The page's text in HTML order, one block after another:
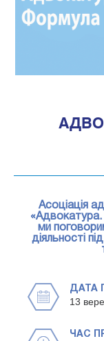
Асоціація
«Адвокатура.
ми
діяльності
ДАТА
13
ЧАС